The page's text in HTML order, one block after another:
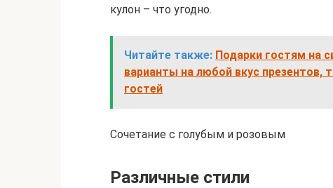
кулон – что угодно.
Читайте также: Подарки гостям на
варианты на любой вкус презентов,
гостей
Сочетание с голубым и розовым
Различные стили